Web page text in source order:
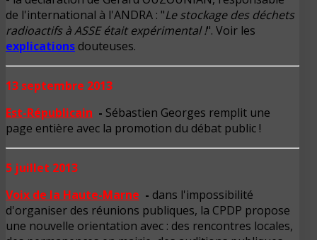
de l'international à l'ANDRA : "Le stockage des déchets
radioactifs à ASSE était expérimental !". Voir les
explications douteuses.
13 septembre 2013
Est-Républicain - Sébastien Georges remplit une
page entière avec la promotion du débat public !
5 juillet 2013
Voix de la Haute-Marne - dans l'impossibilité
d'organiser des réunions publiques, la CPDP propose
une nouvelle orientation avec : des rencontres locales,